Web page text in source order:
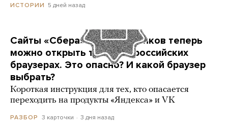
ИСТОРИИ 5 дней назад
Сайты «Сбера» и других банков теперь
можно открыть только в российских
браузерах. Это опасно? И какой браузер
выбрать?
Короткая инструкция для тех, кто опасается
переходить на продукты «Яндекса» и VK
РАЗБОР 3 карточки 3 дня назад